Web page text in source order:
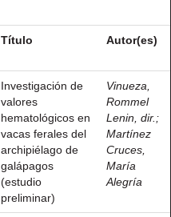
Título Autor(es)
Investigación de
valores
hematológicos en
vacas ferales del
archipiélago de
galápagos
(estudio
preliminar)
Vinueza,
Rommel
Lenin, dir. ;
Martínez
Cruces,
María
Alegría